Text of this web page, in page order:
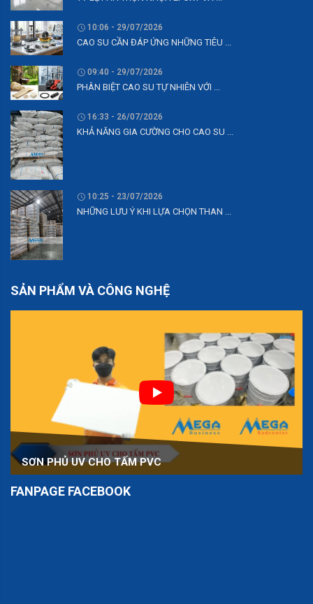
10:06 - 29/07/2026
CAO SU CẦN ĐÁP ỨNG NHỮNG TIÊU ...
09:40 - 29/07/2026
PHÂN BIỆT CAO SU TỰ NHIÊN VỚI ...
16:33 - 26/07/2026
KHẢ NĂNG GIA CƯỜNG CHO CAO SU ...
10:25 - 23/07/2026
NHỮNG LƯU Ý KHI LỰA CHỌN THAN ...
SẢN PHẨM VÀ CÔNG NGHỆ
SƠN PHỦ UV CHO TẤM PVC
FANPAGE FACEBOOK